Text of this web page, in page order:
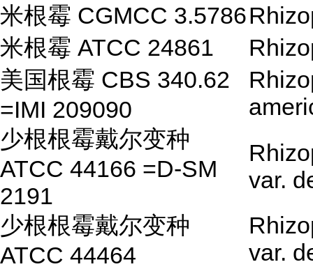
米根霉 CGMCC 3.5786
米根霉 ATCC 24861
美国根霉 CBS 340.62
=IMI 209090
少根根霉戴尔变种
ATCC 44166 =D-SM
2191
var.
少根根霉戴尔变种
ATCC 44464
var.